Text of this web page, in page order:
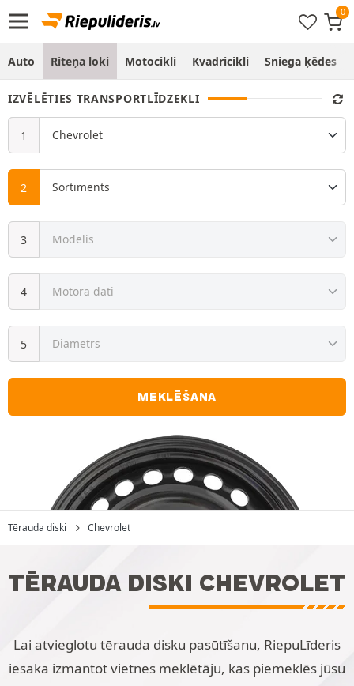
Auto Riteņa loki Motocikli Kvadricikli Sniega ķēdes
IZVĒLĒTIES TRANSPORTLĪDZEKLI
MEKLĒŠANA
Tērauda diski Chevrolet
TĒRAUDA DISKI CHEVROLET
Lai atvieglotu tērauda disku pasūtīšanu, RiepuLīderis
iesaka izmantot vietnes meklētāju, kas piemeklēs jūsu